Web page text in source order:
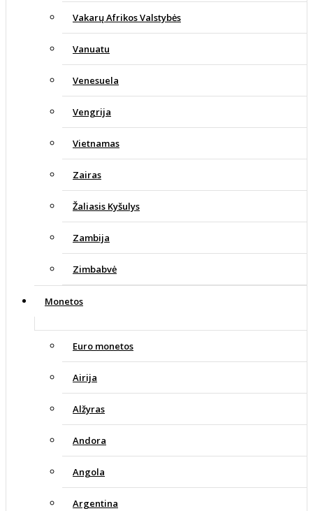
Vakarų Afrikos Valstybės
Vanuatu
Venesuela
Vengrija
Vietnamas
Zairas
Žaliasis Kyšulys
Zambija
Zimbabvė
Monetos
Euro monetos
Airija
Alžyras
Andora
Angola
Argentina